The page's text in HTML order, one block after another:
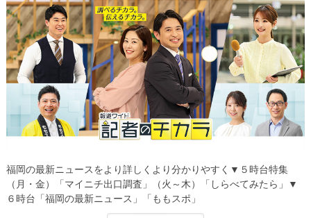
福岡の最新ニュースをより詳しくより分かりやすく▼５時台特集
（月・金）「マイニチ出口調査」（火～木）「しらべてみたら」▼
６時台「福岡の最新ニュース」「ももスポ」